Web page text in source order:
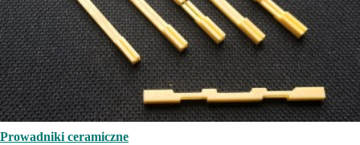
Prowadniki ceramiczne